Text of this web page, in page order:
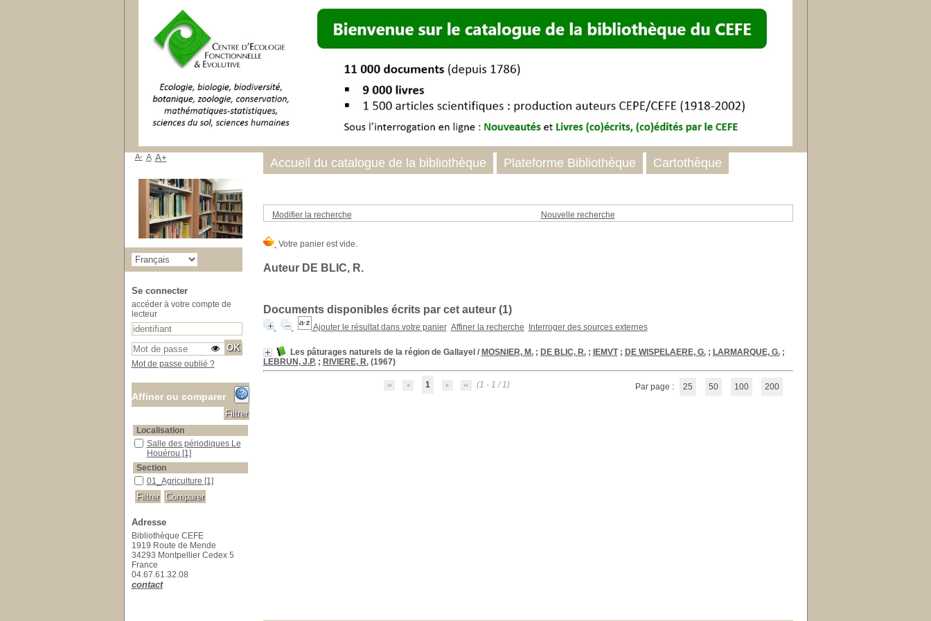
Modifier la recherche Nouvelle recherche
Auteur DE BLIC, R.
Documents disponibles écrits par cet auteur (1)
Ajouter le résultat dans votre panier Affiner la recherche Interroger des sources externes
Les pâturages naturels de la région de Gallayel / MOSNIER, M.; DE BLIC, R.; IEMVT; DE WISPELAERE, G.; LARMARQUE, G.;
LEBRUN, J.P.; RIVIERE, R.(1967)
1 (1 - 1 / 1) Par page : 25 50 100 200
Accueil du catalogue de la bibliothèque Plateforme Bibliothèque Cartothèque
A- A A+
Se connecter
accéder à votre compte de
lecteur
Mot de passe oublié ?
Affiner ou comparer
Localisation
Salle des périodiques Le Houérou
Salle des périodiques Le
Houérou [1]
Section
01_Agriculture
01_Agriculture [1]
Adresse
Bibliothèque CEFE
1919 Route de Mende
34293 Montpellier Cedex 5
France
04.67.61.32.08
contact